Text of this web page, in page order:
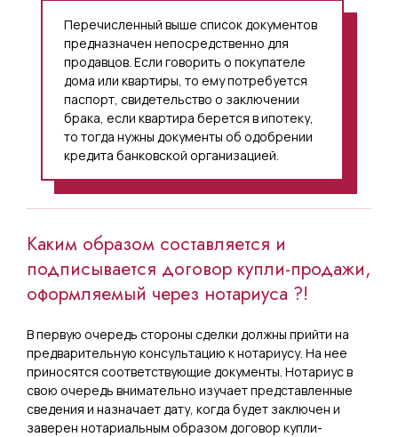
Перечисленный выше список документов
предназначен непосредственно для
продавцов. Если говорить о покупателе
дома или квартиры, то ему потребуется
паспорт, свидетельство о заключении
брака, если квартира берется в ипотеку,
то тогда нужны документы об одобрении
кредита банковской организацией.
Каким образом составляется и
подписывается договор купли-продажи,
оформляемый через нотариуса ?!
В первую очередь стороны сделки должны прийти на
предварительную консультацию к нотариусу. На нее
приносятся соответствующие документы. Нотариус в
свою очередь внимательно изучает представленные
сведения и назначает дату, когда будет заключен и
заверен нотариальным образом договор купли-